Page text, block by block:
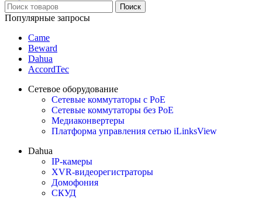
Поиск
Популярные запросы
Came
Beward
Dahua
AccordTec
Сетевое оборудование
Сетевые коммутаторы с PoE
Сетевые коммутаторы без PoE
Медиаконвертеры
Платформа управления сетью iLinksView
Dahua
IP-камеры
XVR-видеорегистраторы
Домофония
СКУД